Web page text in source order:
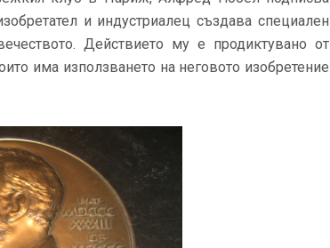
и индустриалец създава специален
Действието му е продиктувано от
има използването на неговото изобретение